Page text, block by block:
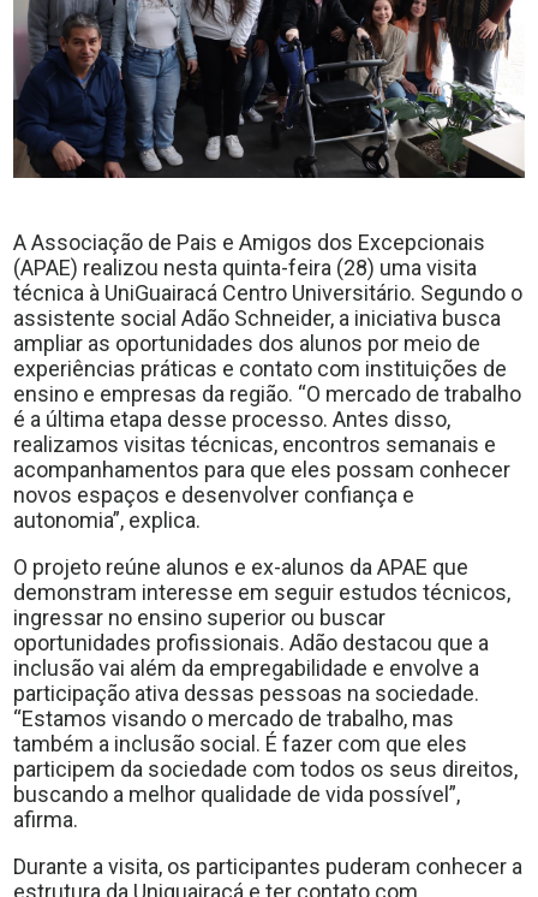
Contato
A Associação de Pais e Amigos dos Excepcionais
(APAE) realizou nesta quinta-feira (28) uma visita
técnica à UniGuairacá Centro Universitário. Segundo o
assistente social Adão Schneider, a iniciativa busca
ampliar as oportunidades dos alunos por meio de
experiências práticas e contato com instituições de
ensino e empresas da região. “O mercado de trabalho
é a última etapa desse processo. Antes disso,
realizamos visitas técnicas, encontros semanais e
acompanhamentos para que eles possam conhecer
novos espaços e desenvolver confiança e
autonomia”, explica.
O projeto reúne alunos e ex-alunos da APAE que
demonstram interesse em seguir estudos técnicos,
ingressar no ensino superior ou buscar
oportunidades profissionais. Adão destacou que a
inclusão vai além da empregabilidade e envolve a
participação ativa dessas pessoas na sociedade.
“Estamos visando o mercado de trabalho, mas
também a inclusão social. É fazer com que eles
participem da sociedade com todos os seus direitos,
buscando a melhor qualidade de vida possível”,
afirma.
Durante a visita, os participantes puderam conhecer a
estrutura da Uniguairacá e ter contato com